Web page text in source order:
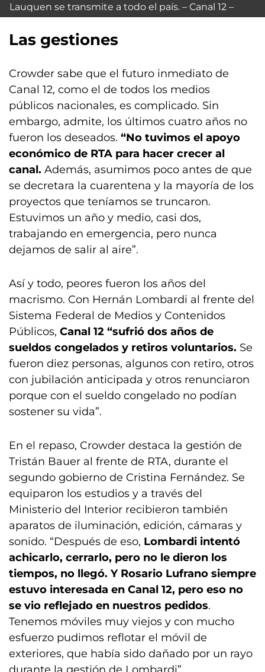
Lauquen se transmite a todo el país. – Canal 12 –
Las gestiones
Crowder sabe que el futuro inmediato de
Canal 12, como el de todos los medios
públicos nacionales, es complicado. Sin
embargo, admite, los últimos cuatro años no
fueron los deseados. “No tuvimos el apoyo
económico de RTA para hacer crecer al
canal. Además, asumimos poco antes de que
se decretara la cuarentena y la mayoría de los
proyectos que teníamos se truncaron.
Estuvimos un año y medio, casi dos,
trabajando en emergencia, pero nunca
dejamos de salir al aire”.
Así y todo, peores fueron los años del
macrismo. Con Hernán Lombardi al frente del
Sistema Federal de Medios y Contenidos
Públicos, Canal 12 “sufrió dos años de
sueldos congelados y retiros voluntarios. Se
fueron diez personas, algunos con retiro, otros
con jubilación anticipada y otros renunciaron
porque con el sueldo congelado no podían
sostener su vida”.
En el repaso, Crowder destaca la gestión de
Tristán Bauer al frente de RTA, durante el
segundo gobierno de Cristina Fernández. Se
equiparon los estudios y a través del
Ministerio del Interior recibieron también
aparatos de iluminación, edición, cámaras y
sonido. “Después de eso, Lombardi intentó
achicarlo, cerrarlo, pero no le dieron los
tiempos, no llegó. Y Rosario Lufrano siempre
estuvo interesada en Canal 12, pero eso no
se vio reflejado en nuestros pedidos.
Tenemos móviles muy viejos y con mucho
esfuerzo pudimos reflotar el móvil de
exteriores, que había sido dañado por un rayo